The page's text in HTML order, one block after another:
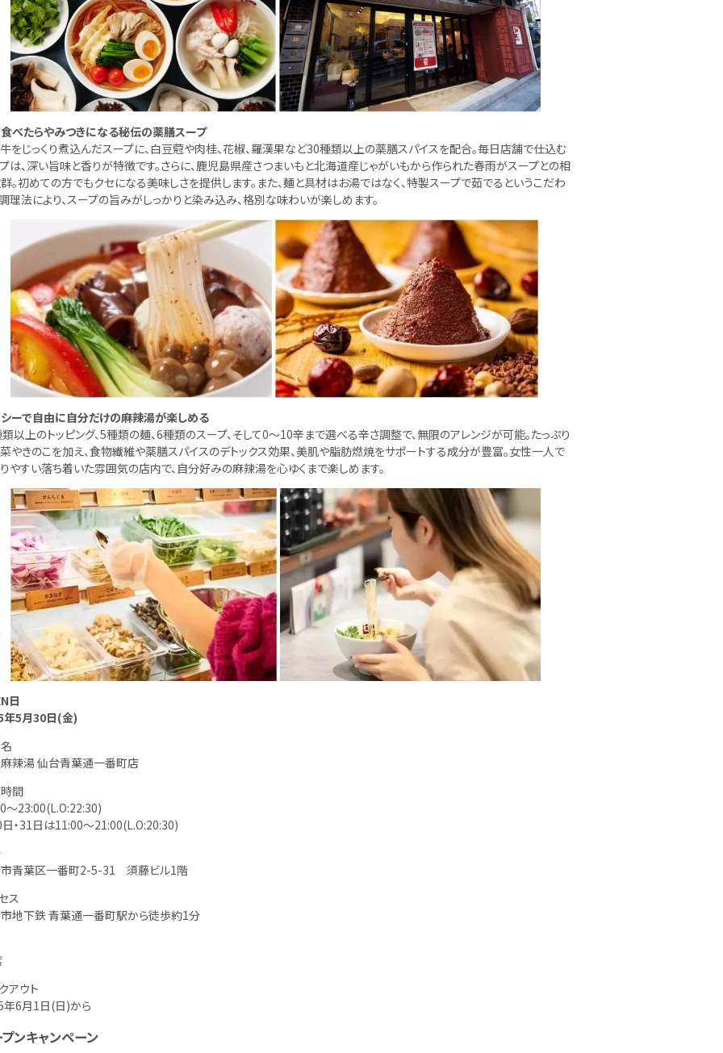
べたらやみつきになる秘伝の薬膳スープ
をじっくり煮込んだスープに、白豆蒄や肉桂、花椒、羅漢果など30種類以上の薬膳スパイスを配合。毎日店舗で仕込む
は、深い旨味と香りが特徴です。さらに、鹿児島県産さつまいもと北海道産じゃがいもから作られた春雨がスープとの相
。初めての方でもクセになる美味しさを提供します。また、麺と具材はお湯ではなく、特製スープで茹でるというこだわ
理法により、スープの旨みがしっかりと染み込み、格別な味わいが楽しめます。
ーで自由に自分だけの麻辣湯が楽しめる
以上のトッピング、5種類の麺、6種類のスープ、そして0～10辛まで選べる辛さ調整で、無限のアレンジが可能。たっぷり
やきのこを加え、食物繊維や薬膳スパイスのデトックス効果、美肌や脂肪燃焼をサポートする成分が豊富。女性一人で
やすい落ち着いた雰囲気の店内で、自分好みの麻辣湯を心ゆくまで楽しめます。
日
年5月30日(金)
辣湯 仙台青葉通一番町店
間
～23:00(L.O:22:30)
・31日は11:00～21:00(L.O:20:30)
青葉区一番町2-5-31 須藤ビル1階
ス
地下鉄 青葉通一番町駅から徒歩約1分
アウト
年6月1日(日)から
ンキャンペーン